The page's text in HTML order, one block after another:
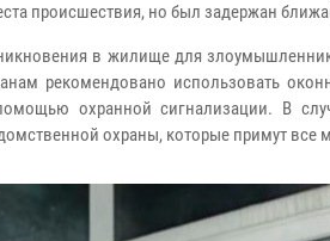
происшествия, но был задержан
в жилище для
рекомендовано использовать
охранной сигнализации. В
охраны, которые примут